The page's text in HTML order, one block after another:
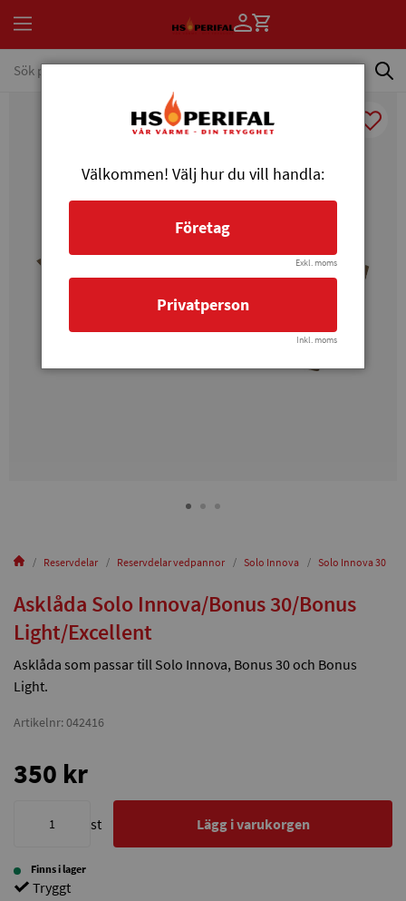
Reservdelar Reservdelar vedpannor Solo Innova Solo Innova 30
Asklåda Solo Innova/Bonus 30/Bonus
Light/Excellent
Asklåda som passar till Solo Innova, Bonus 30 och Bonus
Light.
Artikelnr: 042416
350 kr
st Lägg i varukorgen
Finns i lager
Tryggt
Välkommen! Välj hur du vill handla:
Företag
Exkl. moms
Privatperson
Inkl. moms